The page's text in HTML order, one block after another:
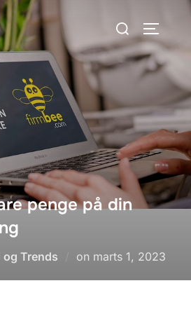
Søg
efter:
penge på din
og Trends on Udgivet
marts 1, 2023